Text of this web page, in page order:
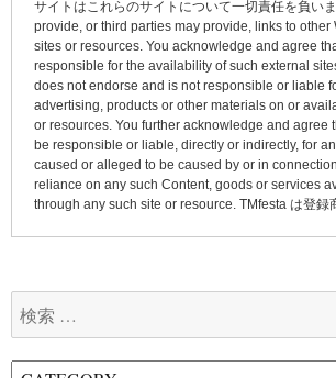
サイトはこれらのサイトについて一切責任を負い
provide, or third parties may provide, links to other
sites or resources. You acknowledge and agree
responsible for the availability of such external
does not endorse and is not responsible or liable
advertising, products or other materials on or
or resources. You further acknowledge and agree
be responsible or liable, directly or indirectly, for
caused or alleged to be caused by or in
reliance on any such Content, goods or services
through any such site or resource. TMfesta は登録
索: